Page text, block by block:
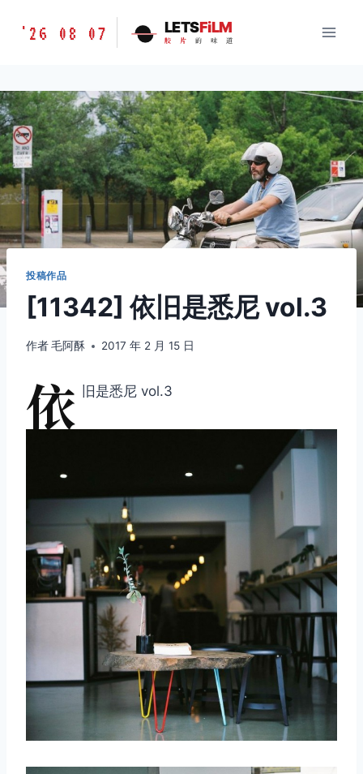
胶
味
道
LETSFILM
'26 08 07 LETSFiLM
胶 片 的 味 道
投稿作品
[11342] 依旧是悉尼 vol.3
作者毛阿酥 2017 年 2 月 15 日
依 旧是悉尼 vol.3